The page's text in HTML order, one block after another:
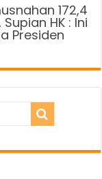
172,4
HK : Ini
Presiden